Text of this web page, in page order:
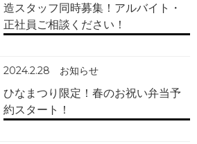
造スタッフ同時募集！アルバイト・
正社員ご相談ください！
2024.2.28 お知らせ
ひなまつり限定！春のお祝い弁当予
約スタート！